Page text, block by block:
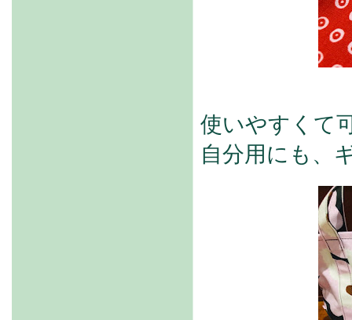
使いやすくて
自分用にも、